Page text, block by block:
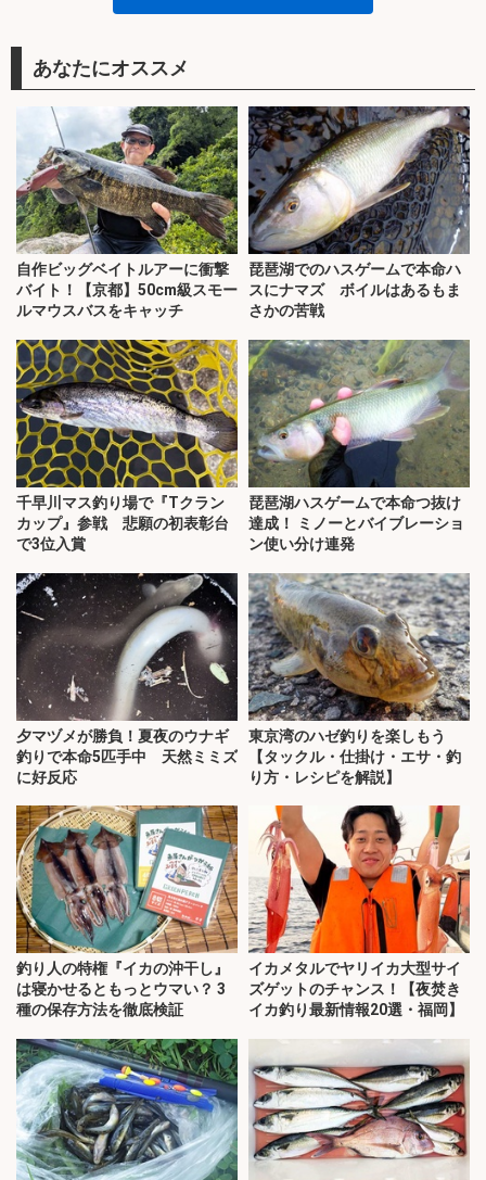
あなたにオススメ
自作ビッグベイトルアーに衝撃
バイト！【京都】50cm級スモー
ルマウスバスをキャッチ
琵琶湖でのハスゲームで本命ハ
スにナマズ ボイルはあるもま
さかの苦戦
千早川マス釣り場で『Tクラン
カップ』参戦 悲願の初表彰台
で3位入賞
琵琶湖ハスゲームで本命つ抜け
達成！ ミノーとバイブレーショ
ン使い分け連発
夕マヅメが勝負！夏夜のウナギ
釣りで本命5匹手中 天然ミミズ
に好反応
東京湾のハゼ釣りを楽しもう
【タックル・仕掛け・エサ・釣
り方・レシピを解説】
釣り人の特権『イカの沖干し』
は寝かせるともっとウマい？ 3
種の保存方法を徹底検証
イカメタルでヤリイカ大型サイ
ズゲットのチャンス！【夜焚き
イカ釣り最新情報20選・福岡】